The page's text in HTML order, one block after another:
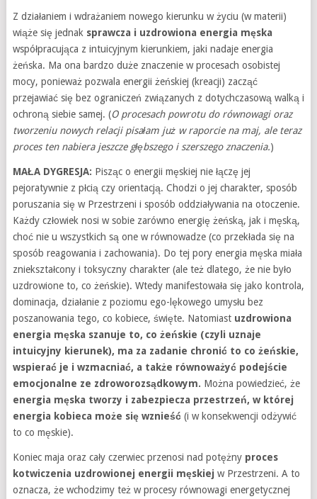
Z działaniem i wdrażaniem nowego kierunku w życiu (w materii)
wiąże się jednak sprawcza i uzdrowiona energia męska
współpracująca z intuicyjnym kierunkiem, jaki nadaje energia
żeńska. Ma ona bardzo duże znaczenie w procesach osobistej
mocy, ponieważ pozwala energii żeńskiej (kreacji) zacząć
przejawiać się bez ograniczeń związanych z dotychczasową walką i
ochroną siebie samej. (O procesach powrotu do równowagi oraz
tworzeniu nowych relacji pisałam już w raporcie na maj, ale teraz
proces ten nabiera jeszcze głębszego i szerszego znaczenia.)
MAŁA DYGRESJA: Pisząc o energii męskiej nie łączę jej
pejoratywnie z płcią czy orientacją. Chodzi o jej charakter, sposób
poruszania się w Przestrzeni i sposób oddziaływania na otoczenie.
Każdy człowiek nosi w sobie zarówno energię żeńską, jak i męską,
choć nie u wszystkich są one w równowadze (co przekłada się na
sposób reagowania i zachowania). Do tej pory energia męska miała
zniekształcony i toksyczny charakter (ale też dlatego, że nie było
uzdrowione to, co żeńskie). Wtedy manifestowała się jako kontrola,
dominacja, działanie z poziomu ego-lękowego umysłu bez
poszanowania tego, co kobiece, święte. Natomiast uzdrowiona
energia męska szanuje to, co żeńskie (czyli uznaje
intuicyjny kierunek), ma za zadanie chronić to co żeńskie,
wspierać je i wzmacniać, a także równoważyć podejście
emocjonalne ze zdroworozsądkowym. Można powiedzieć, że
energia męska tworzy i zabezpiecza przestrzeń, w której
energia kobieca może się wznieść(i w konsekwencji odżywić
to co męskie).
Koniec maja oraz cały czerwiec przenosi nad potężny proces
kotwiczenia uzdrowionej energii męskiej w Przestrzeni. A to
oznacza, że wchodzimy też w procesy równowagi energetycznej